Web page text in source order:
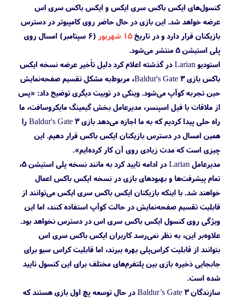
کنسول‌های ایکس باکس سری ایکس و ایکس باکس سری اس
عرضه خواهد شد. این بازی در حال حاضر روی کامپیوتر در دسترس
بازیکنان قرار دارد و در تاریخ۱۵ شهریور
(۶ سپتامبر) امسال روی
پلی استیشن 5 منتشر می‌شود.
استودیو Larian در گذشته اعلام کرد دلیل تأخیر عرضه نسخه ایکس
باکس بازی Baldur's Gate 3، مربوط‌به مشکل تقسیم صفحه‌نمایش
حین تجربه کوآپ می‌شود. وینکی در توییت دیگری توضیح داد: «پس
از ملاقات با فیل اسپنسر، مدیرعامل بخش گیمینگ مایکروسافت، ما
راه حلی پیدا کردیم که به ما اجازه می‌دهد بازی Baldur's Gate 3 را
همین امسال در دسترس بازیکنان ایکس باکس قرار دهیم. این
چیزی است که مدت زیادی روی آن کار کرده‌ایم».
مدیرعامل Larian در ادامه تایید کرد به مانند نسخه پلی استیشن 5،
تمام پیشرفت‌ها و بهبودهای بازی در نسخه ایکس باکس اعمال
خواهند شد. با اینکه بازیکنان ایکس باکس سری ایکس می‌توانند از
قابلیت تقسیم صفحه‌نمایش در حالت کوآپ استفاده کنند، اما این
ویژگی روی کنسول ایکس باکس سری اس در دسترس نخواهد بود.
علاوه‌بر این، به نظر نمی‌رسد کاربران ایکس باکس سری اس
بتوانند از قابلیت کراس‌پلی بهره ببرند، اما قابلیت کراس سیو برای
جابجایی ذخیره بازی بین پلتفرم‌های مختلف برای این کنسول تایید
شده است.
سازندگان Baldur’s Gate 3 در حال توسعه پچ اول بازی هستند که